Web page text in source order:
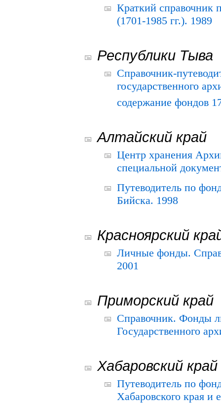
Краткий
(1701-1985 гг.). 1989
Республики Тыва
Справочник-
государственного
содержание фондов
Алтайский край
Центр хранения
специальной
Путеводитель по
Бийска. 1998
Красноярский
Личные фонды.
2001
Приморский край
Справочник. Фонды
Государственного
Хабаровский край
Путеводитель по
Хабаровского края и